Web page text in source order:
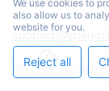
We use cookies to
also allow us to
website for you.
Reject all